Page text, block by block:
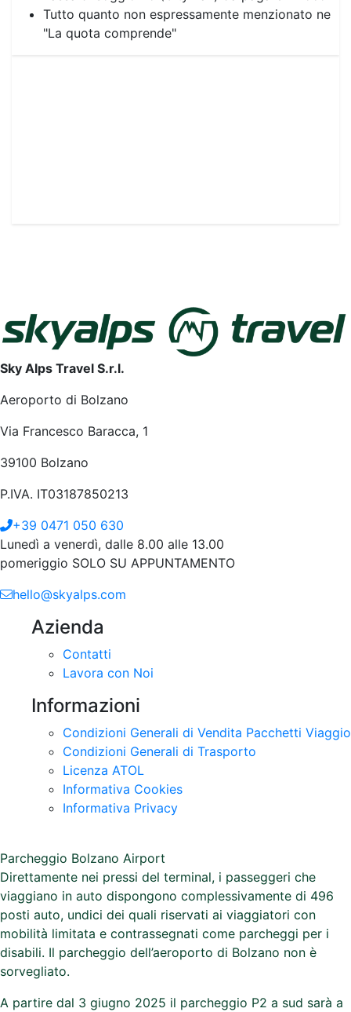
Tutto quanto non espressamente menzionato ne
"La quota comprende"
Sky Alps Travel S.r.l.
Aeroporto di Bolzano
Via Francesco Baracca, 1
39100 Bolzano
P.IVA. IT03187850213
+39 0471 050 630
Lunedì a venerdì, dalle 8.00 alle 13.00
pomeriggio SOLO SU APPUNTAMENTO
hello@skyalps.com
Azienda
Contatti
Lavora con Noi
Informazioni
Condizioni Generali di Vendita Pacchetti Viaggio
Condizioni Generali di Trasporto
Licenza ATOL
Informativa Cookies
Informativa Privacy
Parcheggio Bolzano Airport
Direttamente nei pressi del terminal, i passeggeri che
viaggiano in auto dispongono complessivamente di 496
posti auto, undici dei quali riservati ai viaggiatori con
mobilità limitata e contrassegnati come parcheggi per i
disabili. Il parcheggio dell’aeroporto di Bolzano non è
sorvegliato.
A partire dal 3 giugno 2025 il parcheggio P2 a sud sarà a